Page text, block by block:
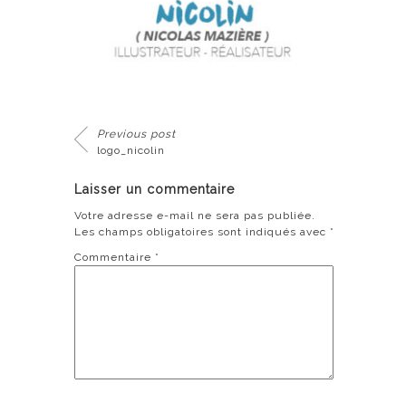
Previous post
logo_nicolin
Laisser un commentaire
Votre adresse e-mail ne sera pas publiée.
Les champs obligatoires sont indiqués avec *
Commentaire *